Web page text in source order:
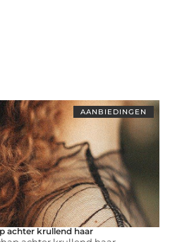
AANBIEDINGEN
achter krullend haar